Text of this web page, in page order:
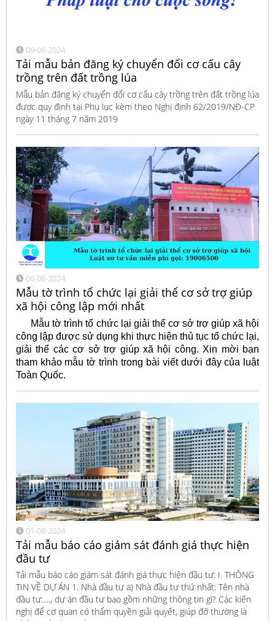
09-08-2024
Tải mẫu bản đăng ký chuyển đổi cơ cấu cây
trồng trên đất trồng lúa
Mẫu bản đăng ký chuyển đổi cơ cấu cây trồng trên đất trồng lúa
được quy định tại Phụ lục kèm theo Nghị định 62/2019/NĐ-CP
ngày 11 tháng 7 năm 2019
06-08-2024
Mẫu tờ trình tổ chức lại giải thể cơ sở trợ giúp
xã hội công lập mới nhất
Mẫu tờ trình tổ chức lại giải thể cơ sở trợ giúp xã hội
công lập được sử dụng khi thực hiện thủ tục tổ chức lại,
giải thể các cơ sở trợ giúp xã hội công. Xin mời bạn
tham khảo mẫu tờ trình trong bài viết dưới đây của luật
Toàn Quốc.
01-08-2024
Tải mẫu báo cáo giám sát đánh giá thực hiện
đầu tư
Tải mẫu báo cáo giám sát đánh giá thực hiện đầu tư: I. THÔNG
TIN VỀ DỰ ÁN 1. Nhà đầu tư a) Nhà đầu tư thứ nhất: Tên nhà
đầu tư:...., dự án đầu tư bao gồm những thông tin gì? Các kiến
nghị để cơ quan có thẩm quyền giải quyết, giúp đỡ thường là